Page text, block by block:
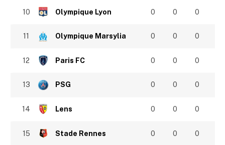
10 Olympique Lyon 0 0 0
11 Olympique Marsylia 0 0 0
12 Paris FC 0 0 0
13 PSG 0 0 0
14 Lens 0 0 0
15 Stade Rennes 0 0 0